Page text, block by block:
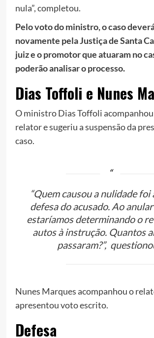
nula”, completou.
Pelo voto do ministro, o caso
novamente pela Justiça de Santa
juiz e o promotor que atuaram no
poderão analisar o processo.
Dias Toffoli e Nunes
O ministro Dias Toffoli
relator e sugeriu a suspensão da
caso.
“Quem causou a nulidade
defesa do acusado. Ao
estaríamos determinando o
autos à instrução. Quantos
passaram?”,
Nunes Marques acompanhou o
apresentou voto escrito.
Defesa